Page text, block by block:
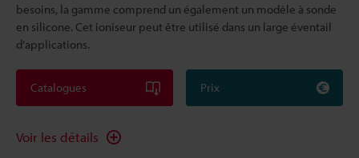
besoins, la gamme comprend un également un modèle à sonde
en silicone. Cet ioniseur peut être utilisé dans un large éventail
d’applications.
Catalogues Prix
Voir les détails